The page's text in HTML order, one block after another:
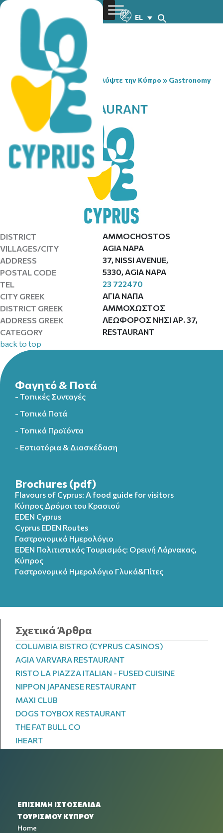
EL
You are here:Home» Ανακαλύψτε την Κύπρο » Gastronomy
» PASSAGGIO RESTAURANT
PASSAGGIO RESTAURANT
DISTRICT
AMMOCHOSTOS
VILLAGES/CITY
AGIA NAPA
ADDRESS
37, NISSI AVENUE,
POSTAL CODE
5330, AGIA NAPA
TEL
23 722470
CITY GREEK
ΑΓΙΑ ΝΑΠΑ
DISTRICT GREEK
ΑΜΜΟΧΩΣΤΟΣ
ADDRESS GREEK
ΛΕΩΦΟΡΟΣ ΝΗΣΙ ΑΡ. 37,
CATEGORY
RESTAURANT
back to top
Φαγητό & Ποτά
- Τοπικές Συνταγές
- Τοπικά Ποτά
- Τοπικά Προϊόντα
- Εστιατόρια & Διασκέδαση
Brochures (pdf)
Flavours of Cyprus: A food guide for visitors
Κύπρος Δρόμοι του Κρασιού
EDEN Cyprus
Cyprus EDEN Routes
Γαστρονομικό Ημερολόγιο
EDEN Πολιτιστικός Τουρισμός: Ορεινή Λάρνακας,
Κύπρος
Γαστρονομικό Ημερολόγιo Γλυκά&Πίτες
Σχετικά Άρθρα
COLUMBIA BISTRO (CYPRUS CASINOS)
AGIA VARVARA RESTAURANT
RISTO LA PIAZZA ITALIAN - FUSED CUISINE
NIPPON JAPANESE RESTAURANT
MAXI CLUB
DOGS TOYBOX RESTAURANT
THE FAT BULL CO
IHEART
ΕΠΙΣΗΜΗ ΙΣΤΟΣΕΛΙΔΑ
ΤΟΥΡΙΣΜΟΥ ΚΥΠΡΟΥ
Home